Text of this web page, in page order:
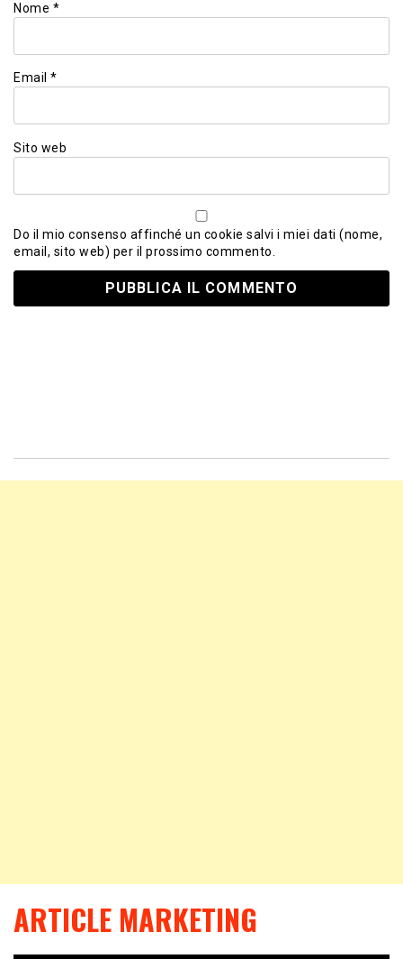
Nome *
Email *
Sito web
Do il mio consenso affinché un cookie salvi i miei dati (nome,
email, sito web) per il prossimo commento.
ARTICLE MARKETING